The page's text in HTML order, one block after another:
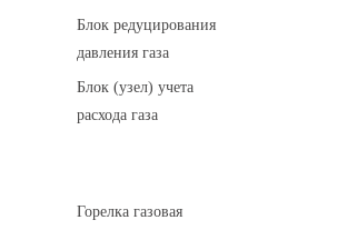
Блок редуцирования
давления газа
Блок (узел) учета
расхода газа
Горелка газовая